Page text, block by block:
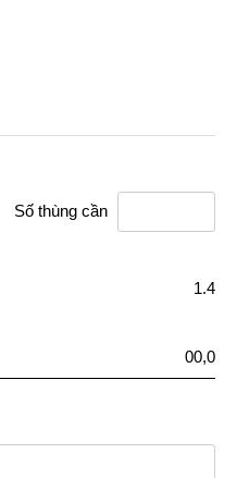
Số thùng cần
1.4
00,0